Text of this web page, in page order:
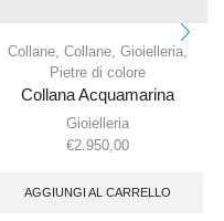
Collane, Collane, Gioielleria,
Pietre di colore
Collana Acquamarina
Gioielleria
€2.950,00
AGGIUNGI AL CARRELLO